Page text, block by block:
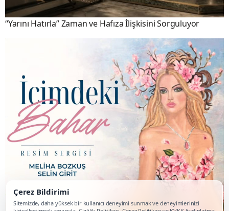
“Yarını Hatırla” Zaman ve Hafıza İlişkisini Sorguluyor
Çerez Bildirimi
Sitemizde, daha yüksek bir kullanıcı deneyimi sunmak ve deneyimlerinizi